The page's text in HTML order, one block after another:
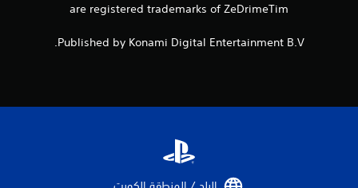
are registered trademarks of ZeDrimeTim
Published by Konami Digital Entertainment B.V.